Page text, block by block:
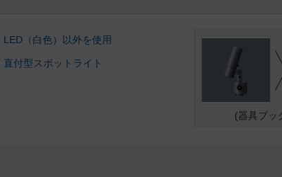
LED（白色）以外を使用
直付型スポットライト
(器具ブッ